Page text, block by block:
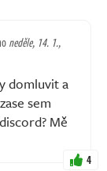
neděle, 14. 1.,
domluvit a
sem
Mě
4